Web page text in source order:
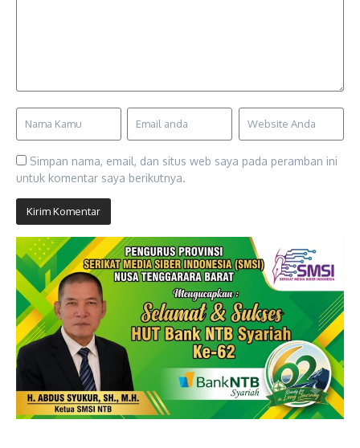
Simpan nama, email, dan situs web saya pada peramban ini
untuk komentar saya berikutnya.